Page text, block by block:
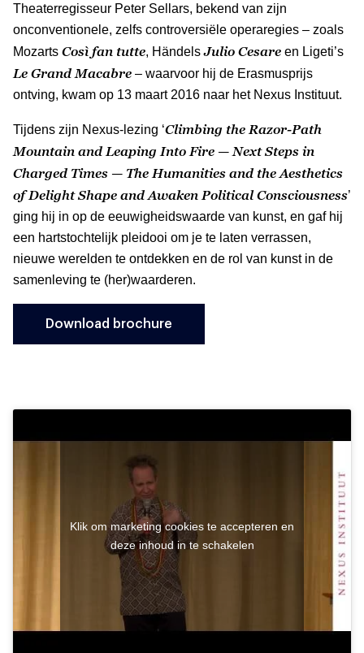
Theaterregisseur Peter Sellars, bekend van zijn
onconventionele, zelfs controversiële operaregies – zoals
Mozarts Così fan tutte, HändelsJulio Cesare en Ligeti’s
Le Grand Macabre – waarvoor hij de Erasmusprijs
ontving, kwam op 13 maart 2016 naar het Nexus Instituut.
Tijdens zijn Nexus-lezing ‘Climbing the Razor-Path
Mountain and Leaping Into Fire — Next Steps in
Charged Times — The Humanities and the Aesthetics
of Delight Shape and Awaken Political Consciousness’
ging hij in op de eeuwigheidswaarde van kunst, en gaf hij
een hartstochtelijk pleidooi om je te laten verrassen,
nieuwe werelden te ontdekken en de rol van kunst in de
samenleving te (her)waarderen.
Download brochure
Klik om marketing cookies te accepteren en
deze inhoud in te schakelen